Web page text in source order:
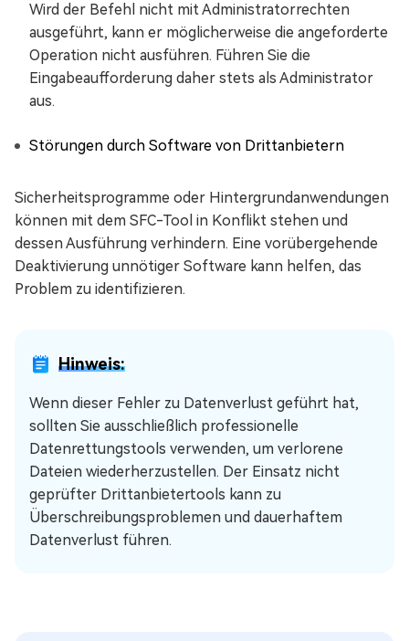
Wird der Befehl nicht mit Administratorrechten
ausgeführt, kann er möglicherweise die angeforderte
Operation nicht ausführen. Führen Sie die
Eingabeaufforderung daher stets als Administrator
aus.
Störungen durch Software von Drittanbietern
Sicherheitsprogramme oder Hintergrundanwendungen
können mit dem SFC-Tool in Konflikt stehen und
dessen Ausführung verhindern. Eine vorübergehende
Deaktivierung unnötiger Software kann helfen, das
Problem zu identifizieren.
Hinweis:
Wenn dieser Fehler zu Datenverlust geführt hat,
sollten Sie ausschließlich professionelle
Datenrettungstools verwenden, um verlorene
Dateien wiederherzustellen. Der Einsatz nicht
geprüfter Drittanbietertools kann zu
Überschreibungsproblemen und dauerhaftem
Datenverlust führen.